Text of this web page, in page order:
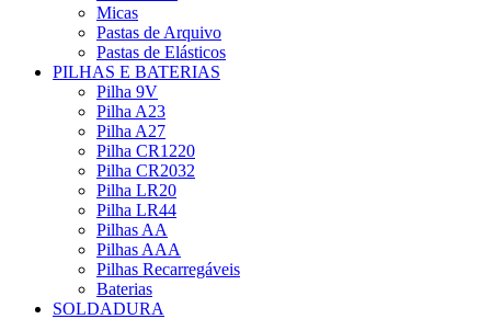
Micas
Pastas de Arquivo
Pastas de Elásticos
PILHAS E BATERIAS
Pilha 9V
Pilha A23
Pilha A27
Pilha CR1220
Pilha CR2032
Pilha LR20
Pilha LR44
Pilhas AA
Pilhas AAA
Pilhas Recarregáveis
Baterias
SOLDADURA